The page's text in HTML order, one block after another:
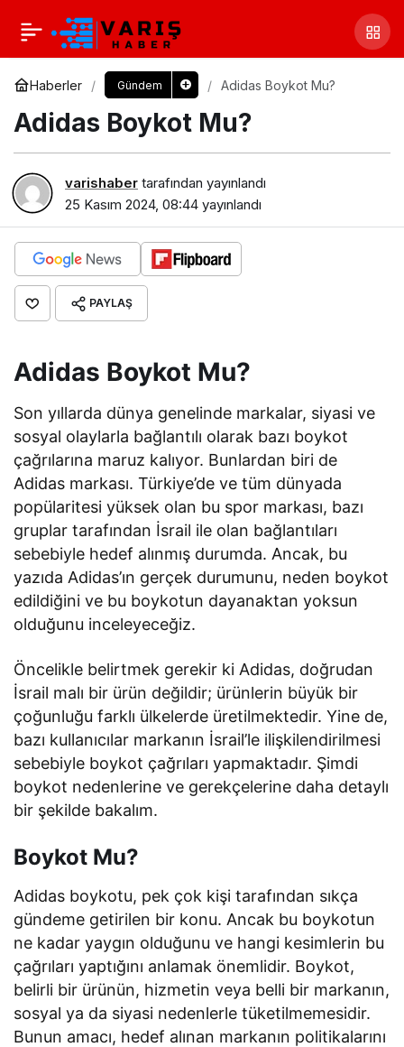
Haberler Gündem Adidas Boykot Mu?
Adidas Boykot Mu?
varishaber tarafından yayınlandı
25 Kasım 2024, 08:44 yayınlandı
PAYLAŞ
Adidas Boykot Mu?
Son yıllarda dünya genelinde markalar, siyasi ve
sosyal olaylarla bağlantılı olarak bazı boykot
çağrılarına maruz kalıyor. Bunlardan biri de
Adidas markası. Türkiye’de ve tüm dünyada
popülaritesi yüksek olan bu spor markası, bazı
gruplar tarafından İsrail ile olan bağlantıları
sebebiyle hedef alınmış durumda. Ancak, bu
yazıda Adidas’ın gerçek durumunu, neden boykot
edildiğini ve bu boykotun dayanaktan yoksun
olduğunu inceleyeceğiz.
Öncelikle belirtmek gerekir ki Adidas, doğrudan
İsrail malı bir ürün değildir; ürünlerin büyük bir
çoğunluğu farklı ülkelerde üretilmektedir. Yine de,
bazı kullanıcılar markanın İsrail’le ilişkilendirilmesi
sebebiyle boykot çağrıları yapmaktadır. Şimdi
boykot nedenlerine ve gerekçelerine daha detaylı
bir şekilde bakalım.
Boykot Mu?
Adidas boykotu, pek çok kişi tarafından sıkça
gündeme getirilen bir konu. Ancak bu boykotun
ne kadar yaygın olduğunu ve hangi kesimlerin bu
çağrıları yaptığını anlamak önemlidir. Boykot,
belirli bir ürünün, hizmetin veya belli bir markanın,
sosyal ya da siyasi nedenlerle tüketilmemesidir.
Bunun amacı, hedef alınan markanın politikalarını